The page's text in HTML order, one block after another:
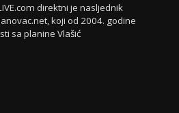
direktni je nasljednik
koji od 2004. godine
sa planine Vlašić